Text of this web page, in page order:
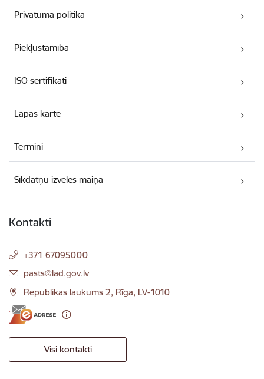
Privātuma politika
Piekļūstamība
ISO sertifikāti
Lapas karte
Termini
Sīkdatņu izvēles maiņa
Kontakti
+371 67095000
E-pasts:
pasts@lad.gov.lv
Republikas laukums 2, Rīga, LV-1010
Visi kontakti